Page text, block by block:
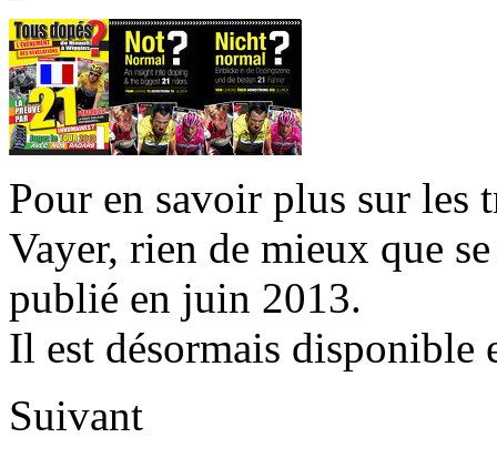
Pour en savoir plus sur les
Vayer, rien de mieux que
publié en juin 2013.
Il est désormais disponible
Suivant